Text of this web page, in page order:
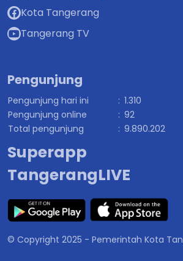
Kota Tangerang
Tangerang TV
Pengunjung
Pengunjung hari ini : 1.310
Pengunjung online
: 92
Total pengunjung
: 9.890.202
Superapp
TangerangLIVE
© Copyright 2025 - Pemerintah Kota